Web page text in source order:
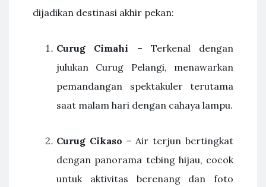
dijadikan destinasi akhir pekan:
Curug Cimahi – Terkenal dengan
julukan Curug Pelangi, menawarkan
pemandangan spektakuler terutama
saat malam hari dengan cahaya lampu.
Curug Cikaso – Air terjun bertingkat
dengan panorama tebing hijau, cocok
untuk aktivitas berenang dan foto